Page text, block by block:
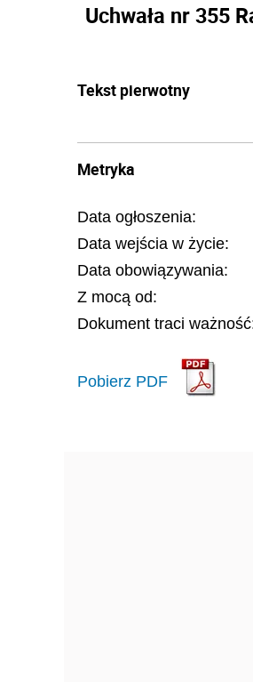
Uchwała nr 355
Tekst pierwotny
Metryka
Data ogłoszenia:
Data wejścia w życie:
Data obowiązywania:
Z mocą od:
Dokument traci
Pobierz PDF